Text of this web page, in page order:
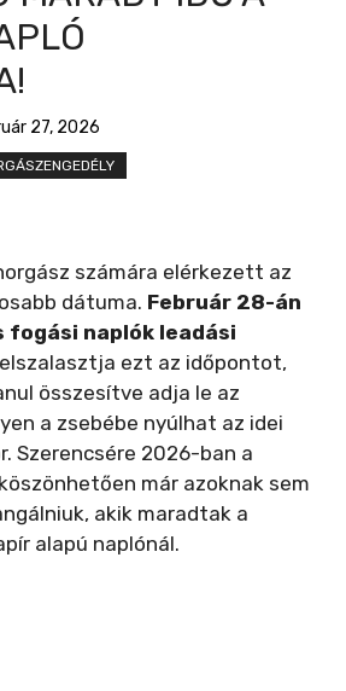
27, 2026
számára elérkezett az
dátuma. Február 28-án
fogási naplók leadási
ezt az időpontot,
összesítve adja le az
a zsebébe nyúlhat az idei
Szerencsére 2026-ban a
már azoknak sem
akik maradtak a
alapú naplónál.